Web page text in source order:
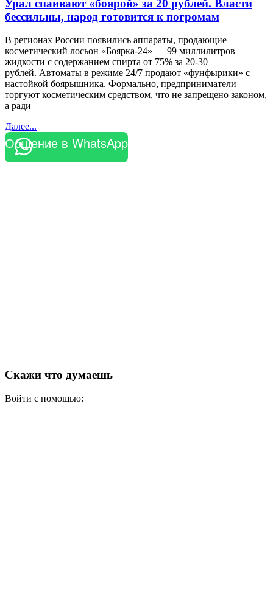
Урал спаивают «боярой» за 20 рублей. Власти
бессильны, народ готовится к погромам
В регионах России появились аппараты, продающие
косметический лосьон «Боярка-24» — 99 миллилитров
жидкости с содержанием спирта от 75% за 20-30
рублей. Автоматы в режиме 24/7 продают «фунфырики» с
настойкой боярышника. Формально, предприниматели
торгуют косметическим средством, что не запрещено законом,
а ради
Далее...
Общение в WhatsApp
Скажи что думаешь
Войти с помощью: